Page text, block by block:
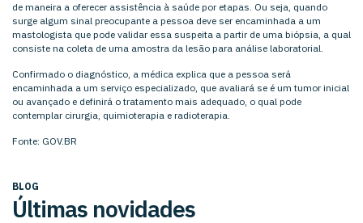
de maneira a oferecer assistência à saúde por etapas. Ou seja, quando
surge algum sinal preocupante a pessoa deve ser encaminhada a um
mastologista que pode validar essa suspeita a partir de uma biópsia, a qual
consiste na coleta de uma amostra da lesão para análise laboratorial.
Confirmado o diagnóstico, a médica explica que a pessoa será
encaminhada a um serviço especializado, que avaliará se é um tumor inicial
ou avançado e definirá o tratamento mais adequado, o qual pode
contemplar cirurgia, quimioterapia e radioterapia.
Fonte: GOV.BR
BLOG
Últimas novidades